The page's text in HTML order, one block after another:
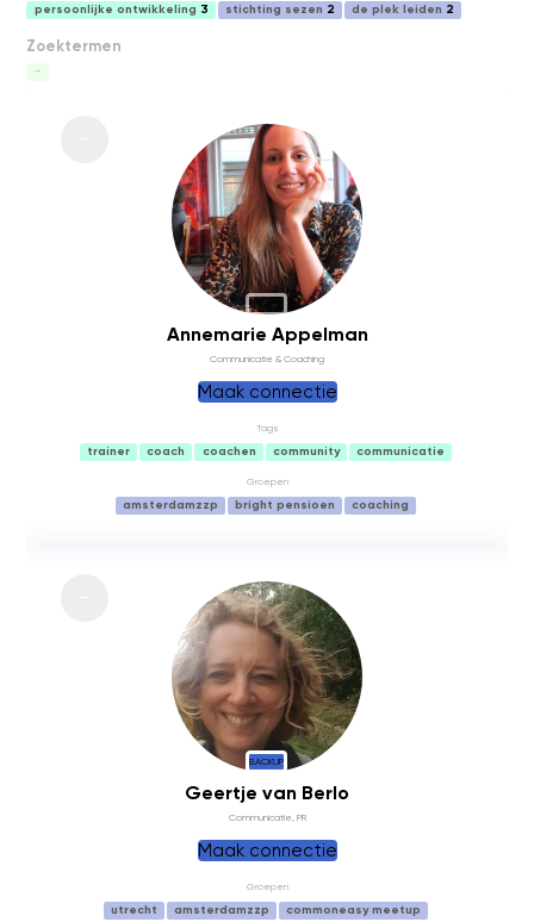
persoonlijke ontwikkeling 3 stichting sezen 2 de plek leiden 2
Zoektermen
-
BACKUP
Annemarie Appelman
Communicatie & Coaching
Maak connectie
Tags
trainer coach coachen community communicatie
Groepen
amsterdamzzp bright pensioen coaching
BACKUP
Geertje van Berlo
Communicatie, PR
Maak connectie
Groepen
utrecht amsterdamzzp commoneasy meetup